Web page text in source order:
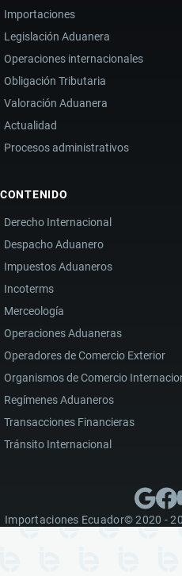
Importaciones
Legislación Aduanera
Operaciones internacionales
Obligación Tributaria
Valoración Aduanera
Actualidad
Procesos administrativos
CONTENIDO
Derecho Internacional
Despacho Aduanero
Impuestos Aduaneros
Incoterms
Merceología
Operaciones Aduaneras
Operadores de Comercio Exterior
Organismos de Comercio
Regímenes Aduaneros
Transacciones Financieras
Tránsito Internacional
Importaciones Ecuador© 2020 -